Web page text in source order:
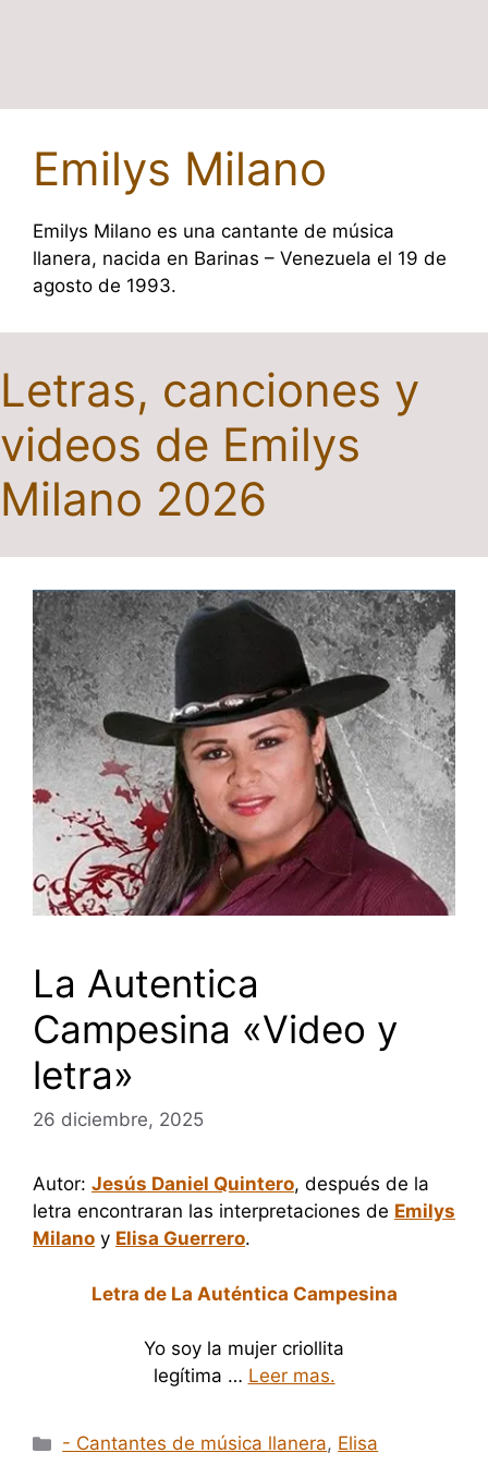
Emilys Milano
Emilys Milano es una cantante de música
llanera, nacida en Barinas – Venezuela el 19 de
agosto de 1993.
Letras, canciones y
videos de Emilys
Milano 2026
La Autentica
Campesina «Video y
letra»
26 diciembre, 2025
Autor: Jesús Daniel Quintero, después de la
letra encontraran las interpretaciones de Emilys
Milano y Elisa Guerrero.
Letra de La Auténtica Campesina
Yo soy la mujer criollita
legítima … Leer mas.
Categorías
- Cantantes de música llanera, Elisa